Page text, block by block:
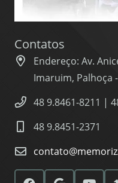
Contatos
Endereço: Av.
Imaruim, Palhoça -
48 9.8461-8211 |
48 9.8451-2371